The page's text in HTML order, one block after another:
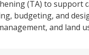
(TA) to support
budgeting, and
and land